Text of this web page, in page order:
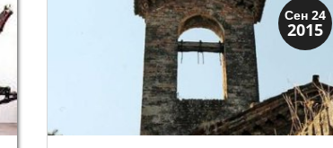
Сен 24
2015
Виллы и дворцы
Скрытая Верона